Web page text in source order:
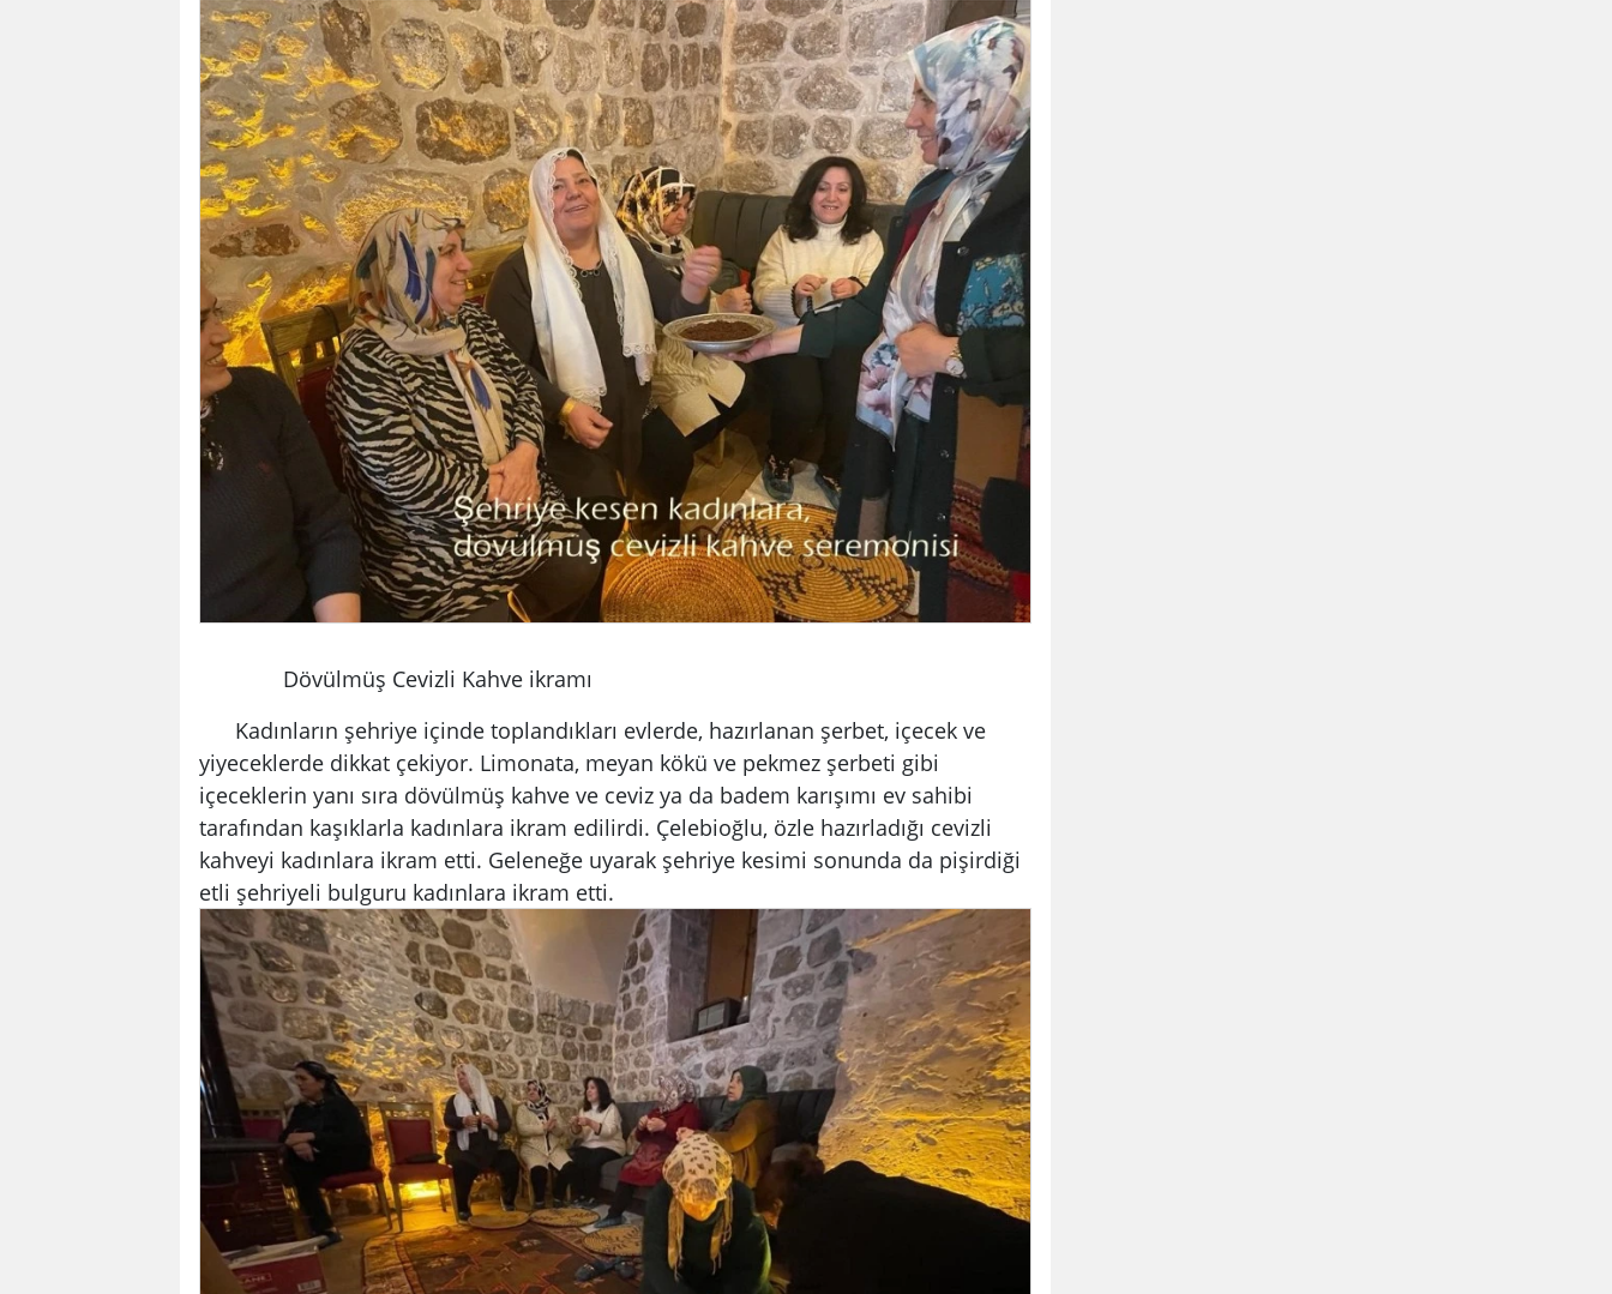
Dövülmüş Cevizli Kahve ikramı
Kadınların şehriye içinde toplandıkları evlerde, hazırlanan şerbet, içecek ve
yiyeceklerde dikkat çekiyor. Limonata, meyan kökü ve pekmez şerbeti gibi
içeceklerin yanı sıra dövülmüş kahve ve ceviz ya da badem karışımı ev sahibi
tarafından kaşıklarla kadınlara ikram edilirdi. Çelebioğlu, özle hazırladığı cevizli
kahveyi kadınlara ikram etti. Geleneğe uyarak şehriye kesimi sonunda da pişirdiği
etli şehriyeli bulguru kadınlara ikram etti.